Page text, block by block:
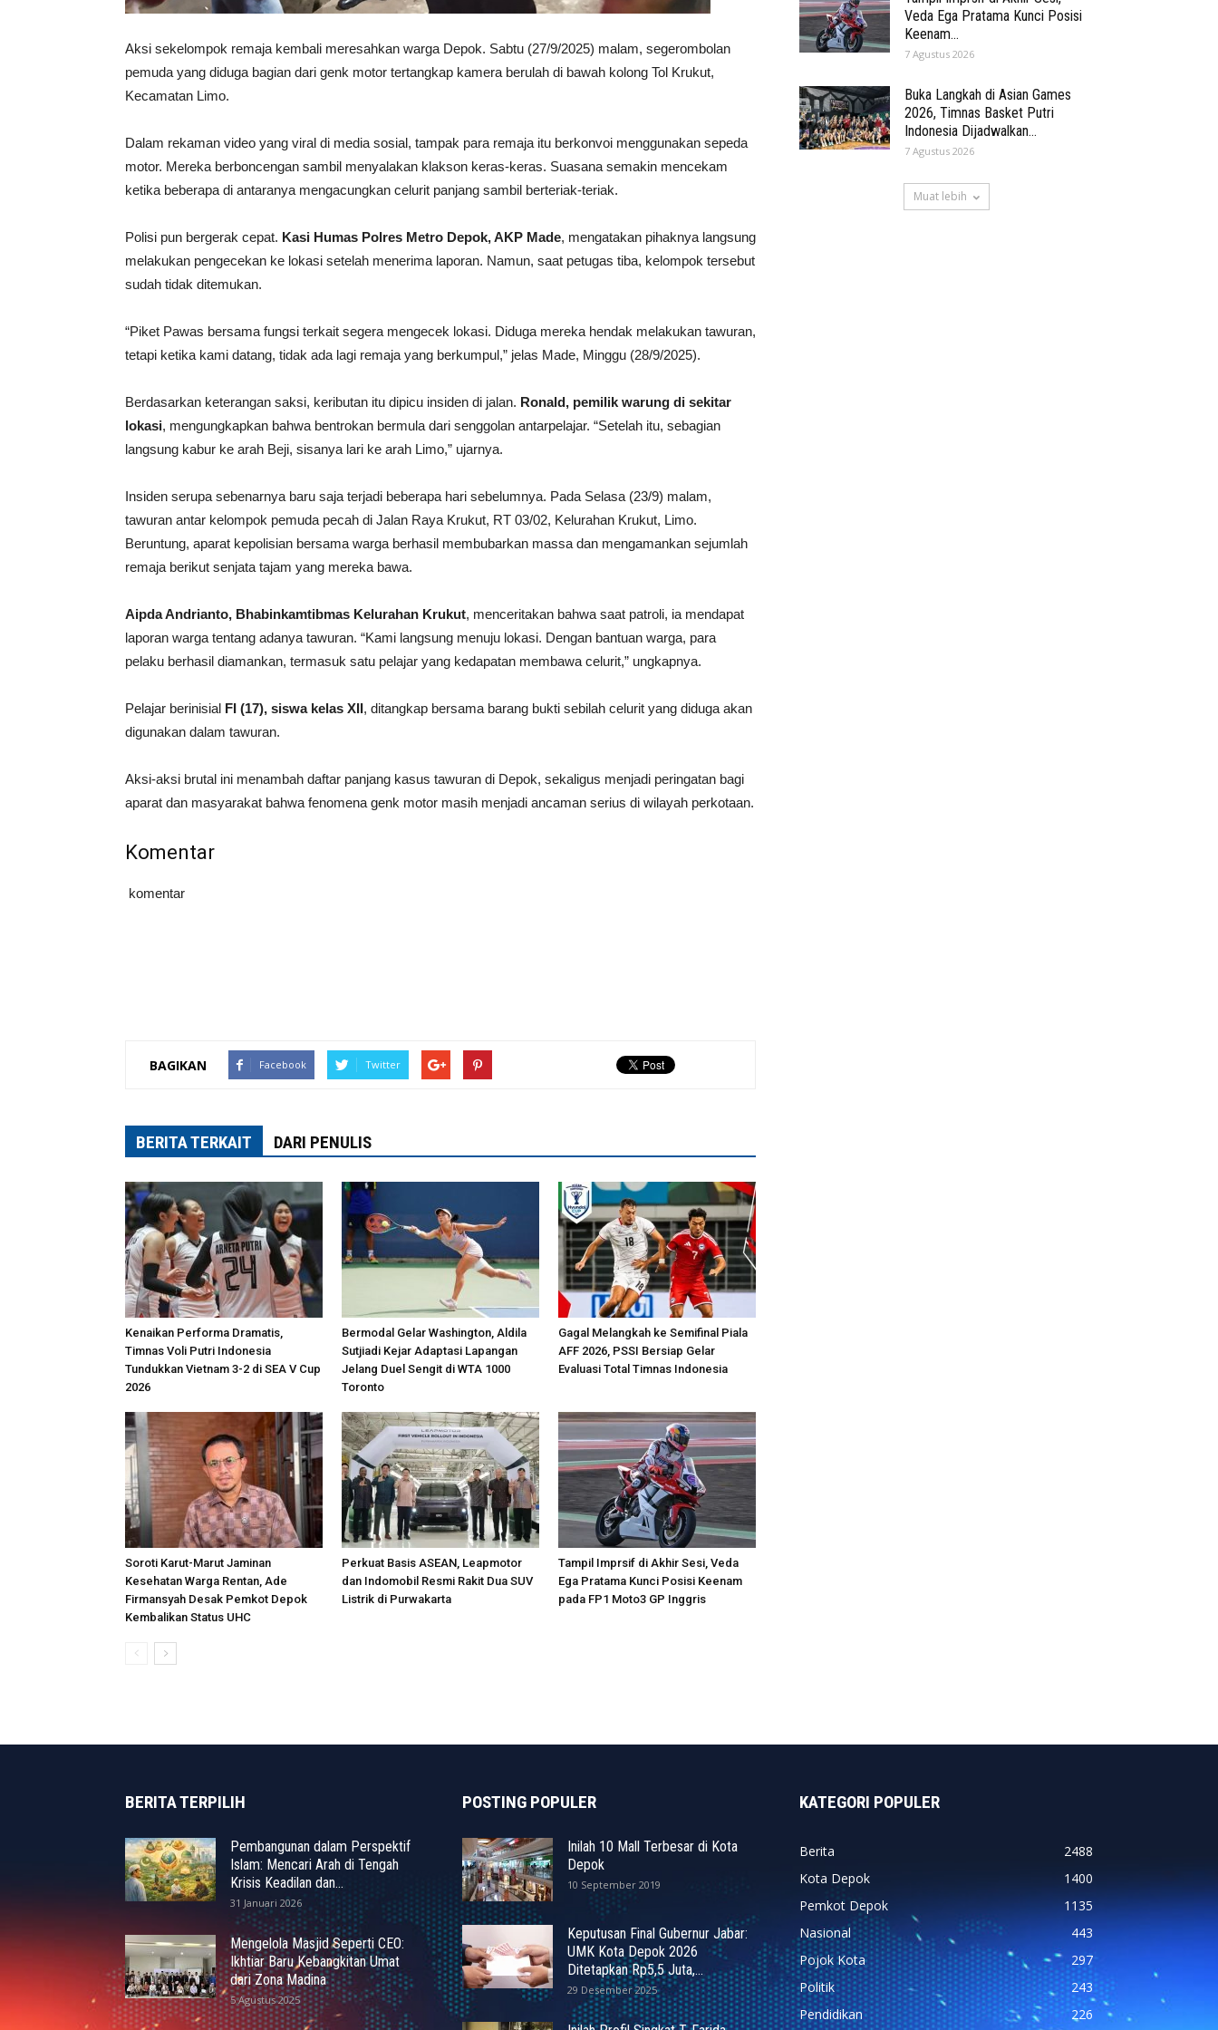
Aksi sekelompok remaja kembali meresahkan warga Depok. Sabtu (27/9/2025) malam, segerombolan
pemuda yang diduga bagian dari genk motor tertangkap kamera berulah di bawah kolong Tol Krukut,
Kecamatan Limo.
Dalam rekaman video yang viral di media sosial, tampak para remaja itu berkonvoi menggunakan sepeda
motor. Mereka berboncengan sambil menyalakan klakson keras-keras. Suasana semakin mencekam
ketika beberapa di antaranya mengacungkan celurit panjang sambil berteriak-teriak.
Polisi pun bergerak cepat. Kasi Humas Polres Metro Depok, AKP Made, mengatakan pihaknya langsung
melakukan pengecekan ke lokasi setelah menerima laporan. Namun, saat petugas tiba, kelompok tersebut
sudah tidak ditemukan.
“Piket Pawas bersama fungsi terkait segera mengecek lokasi. Diduga mereka hendak melakukan tawuran,
tetapi ketika kami datang, tidak ada lagi remaja yang berkumpul,” jelas Made, Minggu (28/9/2025).
Berdasarkan keterangan saksi, keributan itu dipicu insiden di jalan. Ronald, pemilik warung di sekitar
lokasi, mengungkapkan bahwa bentrokan bermula dari senggolan antarpelajar. “Setelah itu, sebagian
langsung kabur ke arah Beji, sisanya lari ke arah Limo,” ujarnya.
Insiden serupa sebenarnya baru saja terjadi beberapa hari sebelumnya. Pada Selasa (23/9) malam,
tawuran antar kelompok pemuda pecah di Jalan Raya Krukut, RT 03/02, Kelurahan Krukut, Limo.
Beruntung, aparat kepolisian bersama warga berhasil membubarkan massa dan mengamankan sejumlah
remaja berikut senjata tajam yang mereka bawa.
Aipda Andrianto, Bhabinkamtibmas Kelurahan Krukut, menceritakan bahwa saat patroli, ia mendapat
laporan warga tentang adanya tawuran. “Kami langsung menuju lokasi. Dengan bantuan warga, para
pelaku berhasil diamankan, termasuk satu pelajar yang kedapatan membawa celurit,” ungkapnya.
Pelajar berinisial FI (17), siswa kelas XII, ditangkap bersama barang bukti sebilah celurit yang diduga akan
digunakan dalam tawuran.
Aksi-aksi brutal ini menambah daftar panjang kasus tawuran di Depok, sekaligus menjadi peringatan bagi
aparat dan masyarakat bahwa fenomena genk motor masih menjadi ancaman serius di wilayah perkotaan.
Komentar
komentar
BAGIKAN Facebook Twitter
BERITA TERKAIT DARI PENULIS
Kenaikan Performa Dramatis,
Timnas Voli Putri Indonesia
Tundukkan Vietnam 3-2 di SEA V Cup
2026
Bermodal Gelar Washington, Aldila
Sutjiadi Kejar Adaptasi Lapangan
Jelang Duel Sengit di WTA 1000
Toronto
Gagal Melangkah ke Semifinal Piala
AFF 2026, PSSI Bersiap Gelar
Evaluasi Total Timnas Indonesia
Soroti Karut-Marut Jaminan
Kesehatan Warga Rentan, Ade
Firmansyah Desak Pemkot Depok
Kembalikan Status UHC
Perkuat Basis ASEAN, Leapmotor
dan Indomobil Resmi Rakit Dua SUV
Listrik di Purwakarta
Tampil Imprsif di Akhir Sesi, Veda
Ega Pratama Kunci Posisi Keenam
pada FP1 Moto3 GP Inggris
Veda Ega Pratama Kunci Posisi
Keenam...
7 Agustus 2026
Buka Langkah di Asian Games
2026, Timnas Basket Putri
Indonesia Dijadwalkan...
7 Agustus 2026
Muat lebih
BERITA TERPILIH
Pembangunan dalam Perspektif
Islam: Mencari Arah di Tengah
Krisis Keadilan dan...
31 Januari 2026
Mengelola Masjid Seperti CEO:
Ikhtiar Baru Kebangkitan Umat
dari Zona Madina
5 Agustus 2025
POSTING POPULER
Inilah 10 Mall Terbesar di Kota
Depok
10 September 2019
Keputusan Final Gubernur Jabar:
UMK Kota Depok 2026
Ditetapkan Rp5,5 Juta,...
29 Desember 2025
KATEGORI POPULER
Berita
2488
Kota Depok
1400
Pemkot Depok
1135
Nasional
443
Pojok Kota
297
Politik
243
Pendidikan
226